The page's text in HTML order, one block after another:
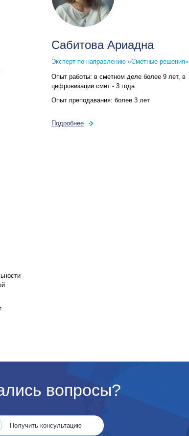
Сабитова Ариадна
Эксперт по направлению «Сметные решения»
Опыт работы: в сметном деле более 9 лет, в
цифровизации смет - 3 года
Опыт преподавания: более 3 лет
Подробнее
-
вопросы?
Получить консультацию